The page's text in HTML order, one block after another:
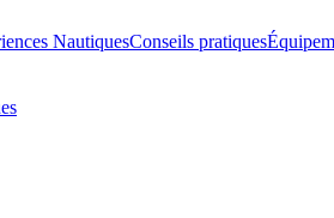
NautiquesConseils pratiques